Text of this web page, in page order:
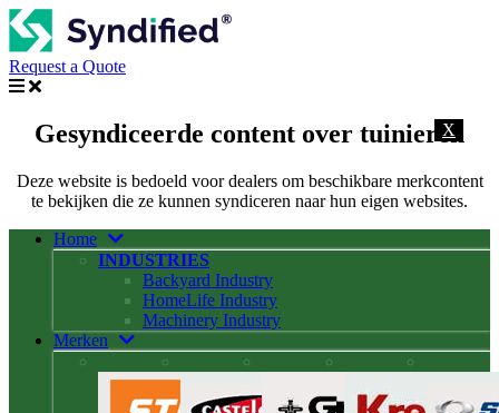
Request a Quote
X
Gesyndiceerde content over tuinieren
Deze website is bedoeld voor dealers om beschikbare merkcontent
te bekijken die ze kunnen syndiceren naar hun eigen websites.
Home
INDUSTRIES
Backyard Industry
HomeLife Industry
Machinery Industry
Merken